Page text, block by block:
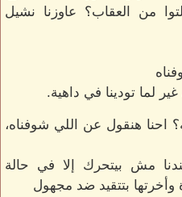
من العقاب؟ عاوزنا نشيل
لما تودينا في داهية.
احنا هنقول عن اللي شوفناه،
مش بيتحرك إلا في حالة
وأخرتها بتتقيد ضد مجهول